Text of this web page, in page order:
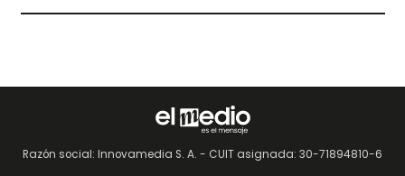
Razón social: Innovamedia S. A. - CUIT asignada: 30-71894810-6